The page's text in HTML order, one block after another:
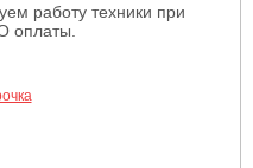
работу техники при
оплаты.